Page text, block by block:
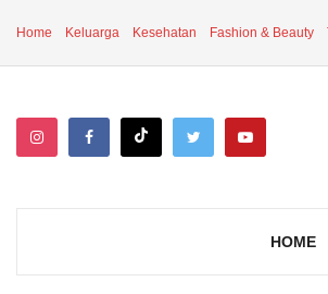
Home Keluarga Kesehatan Fashion & Beauty
HOME